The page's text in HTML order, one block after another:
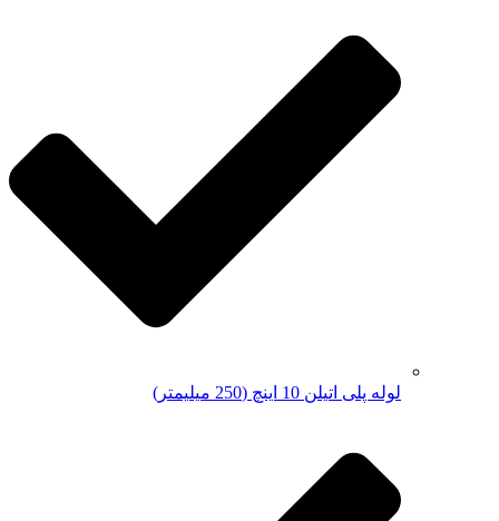
لوله پلی اتیلن 10 اینچ (250 میلیمتر)